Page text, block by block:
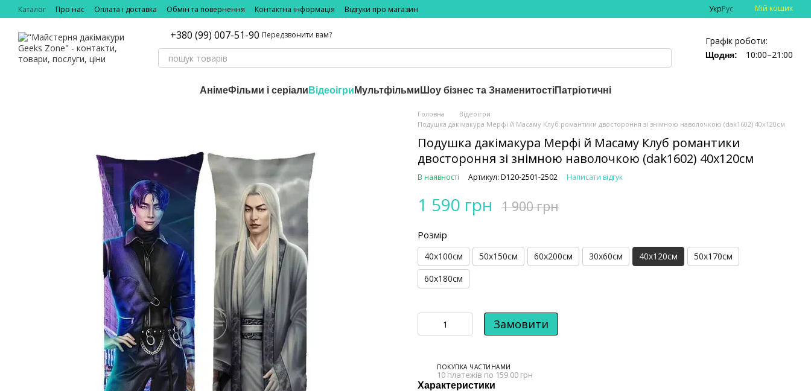
Перейти до основного контенту
Каталог Про нас Оплата і доставка Обмін та повернення Контактна інформація Відгуки про магазин УкрРус Мій кошик
+380 (99) 007-51-90 Передзвонити вам?
Графік роботи:
Щодня: 10:00–21:00
АнімеФільми і серіали Відеоігри Мультфільми Шоу бізнес та ЗнаменитостіПатріотичні
Головна
Відеоігри
Подушка дакімакура Мерфі й Масаму Клуб романтики двостороння зі знімною наволочкою (dak1602) 40х120см
Подушка дакімакура Мерфі й Масаму Клуб романтики
двостороння зі знімною наволочкою (dak1602) 40х120см
В наявності Артикул: D120-2501-2502 Написати відгук
1 590 грн 1 900 грн
Розмір
40х100см 50х150см 60х200см 30х60см 40х120см
50х170см
60х180см
Замовити
ПОКУПКА ЧАСТИНАМИ
10 платежів по 159.00 грн
Характеристики